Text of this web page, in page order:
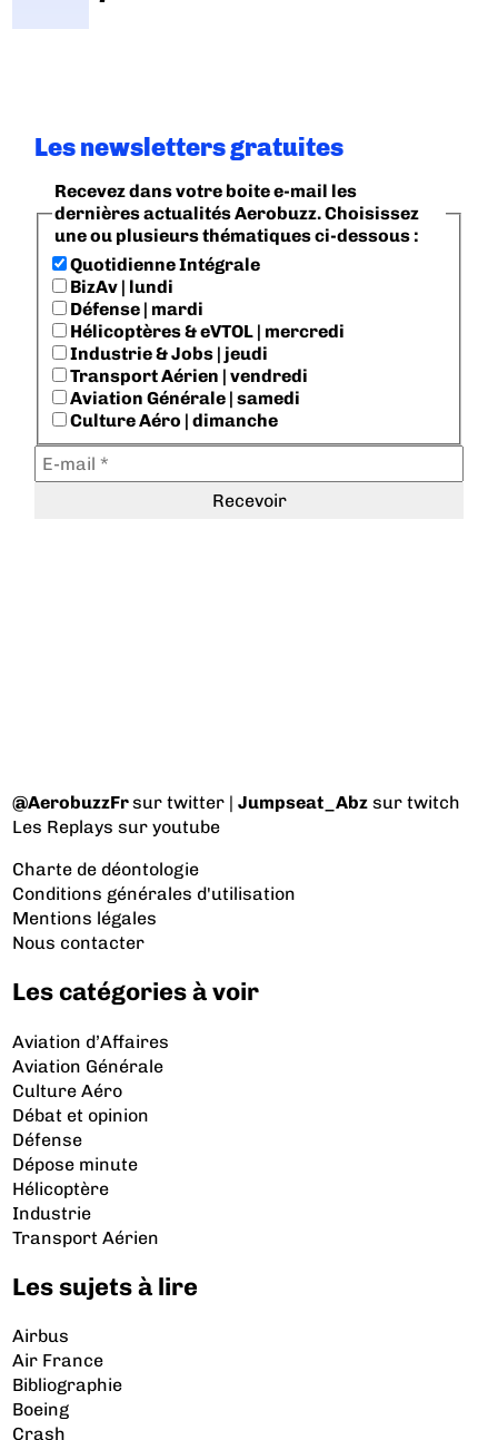
Les newsletters gratuites
Recevez dans votre boite e-mail les
dernières actualités Aerobuzz. Choisissez
une ou plusieurs thématiques ci-dessous :
Quotidienne Intégrale
BizAv | lundi
Défense | mardi
Hélicoptères & eVTOL | mercredi
Industrie & Jobs | jeudi
Transport Aérien | vendredi
Aviation Générale | samedi
Culture Aéro | dimanche
@AerobuzzFrsur twitter |Jumpseat_Abz sur twitch
Les Replays sur youtube
Charte de déontologie
Conditions générales d'utilisation
Mentions légales
Nous contacter
Les catégories à voir
Aviation d’Affaires
Aviation Générale
Culture Aéro
Débat et opinion
Défense
Dépose minute
Hélicoptère
Industrie
Transport Aérien
Les sujets à lire
Airbus
Air France
Bibliographie
Boeing
Crash